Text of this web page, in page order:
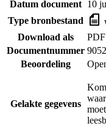
Datum document 10
Type bronbestand
Download als
Documentnummer
Beoordeling
Gelakte gegevens